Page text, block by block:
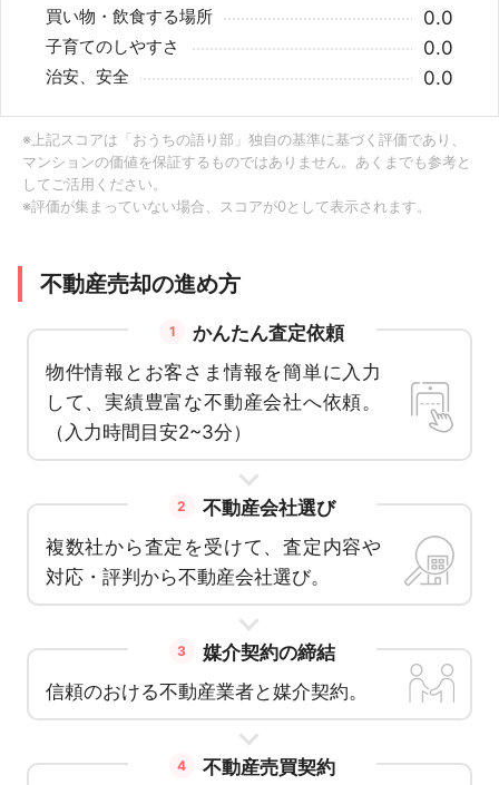
買い物・飲食する場所 0.0
子育てのしやすさ 0.0
治安、安全 0.0
※上記スコアは「おうちの語り部」独自の基準に基づく評価であり、
マンションの価値を保証するものではありません。あくまでも参考と
してご活用ください。
※評価が集まっていない場合、スコアが0として表示されます。
不動産売却の進め方
1
かんたん査定依頼
物件情報とお客さま情報を簡単に入力
して、実績豊富な不動産会社へ依頼。
（入力時間目安2~3分）
2
不動産会社選び
複数社から査定を受けて、査定内容や
対応・評判から不動産会社選び。
3
媒介契約の締結
信頼のおける不動産業者と媒介契約。
4
不動産売買契約